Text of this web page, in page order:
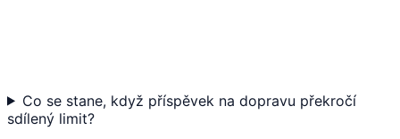
Co se stane, když příspěvek na dopravu překročí
sdílený limit?